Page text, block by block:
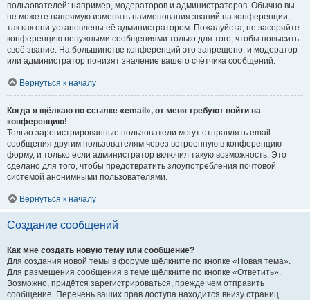
пользователей: например, модераторов и администраторов. Обычно вы
не можете напрямую изменять наименования званий на конференции,
так как они установлены её администратором. Пожалуйста, не засоряйте
конференцию ненужными сообщениями только для того, чтобы повысить
своё звание. На большинстве конференций это запрещено, и модератор
или администратор понизят значение вашего счётчика сообщений.
Вернуться к началу
Когда я щёлкаю по ссылке «email», от меня требуют войти на
конференцию!
Только зарегистрированные пользователи могут отправлять email-
сообщения другим пользователям через встроенную в конференцию
форму, и только если администратор включил такую возможность. Это
сделано для того, чтобы предотвратить злоупотребления почтовой
системой анонимными пользователями.
Вернуться к началу
Создание сообщений
Как мне создать новую тему или сообщение?
Для создания новой темы в форуме щёлкните по кнопке «Новая тема».
Для размещения сообщения в теме щёлкните по кнопке «Ответить».
Возможно, придётся зарегистрироваться, прежде чем отправить
сообщение. Перечень ваших прав доступа находится внизу страниц